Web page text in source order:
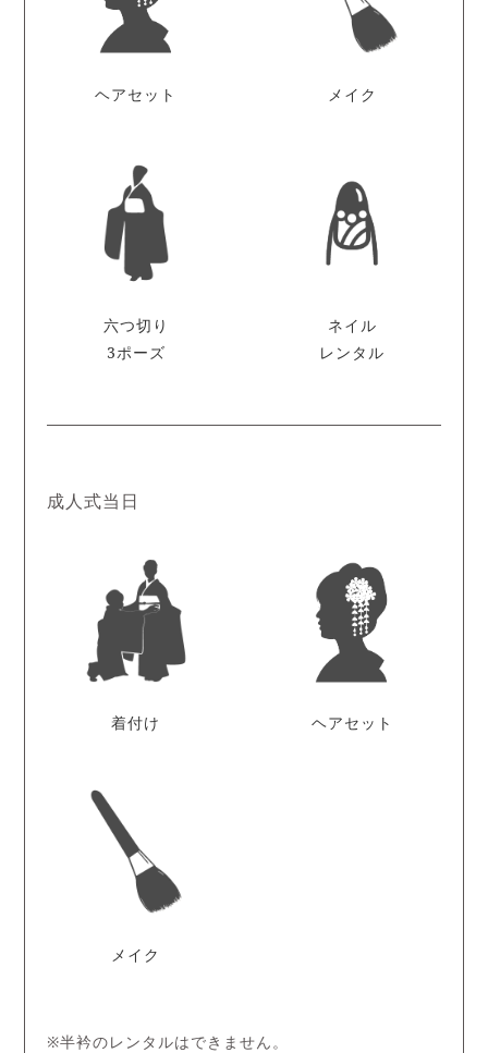
ヘアセット メイク
六つ切り
3ポーズ
ネイル
レンタル
成人式当日
着付け ヘアセット
メイク
※半衿のレンタルはできません。